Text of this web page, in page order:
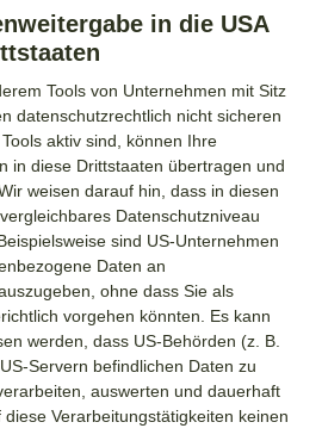
in die USA
Tools von Unternehmen mit Sitz
datenschutzrechtlich nicht sicheren
aktiv sind, können Ihre
in diese Drittstaaten übertragen und
weisen darauf hin, dass in diesen
Datenschutzniveau
sind US-Unternehmen
Daten an
ohne dass Sie als
vorgehen könnten. Es kann
werden, dass US-Behörden (z. B.
Servern befindlichen Daten zu
auswerten und dauerhaft
Verarbeitungstätigkeiten keinen